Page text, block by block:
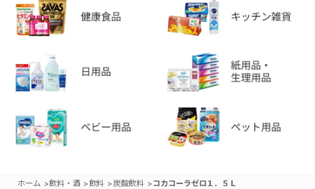
ホーム >飲料・酒 >飲料 > 炭酸飲料 >コカコーラゼロ１．５Ｌ